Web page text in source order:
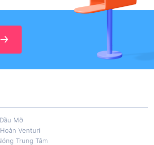
Mỡ
Venturi
Trung Tâm